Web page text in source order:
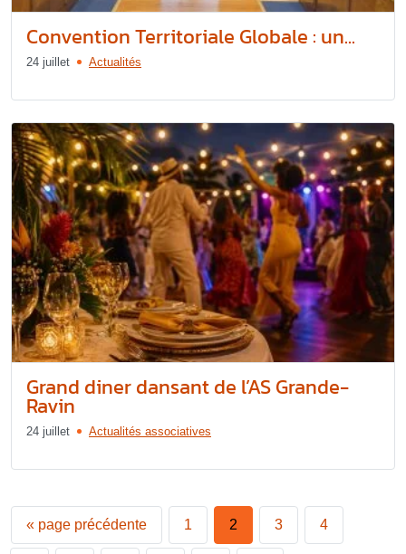
Convention Territoriale Globale : un...
24 juillet Actualités
Grand diner dansant de l’AS Grande-
Ravin
24 juillet Actualités associatives
« page précédente 1 2 3 4